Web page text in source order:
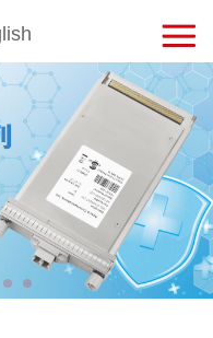
击
展
开
菜
单